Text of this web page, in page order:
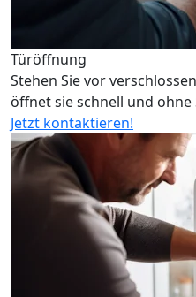
Türöffnung
Stehen Sie vor
öffnet sie schnell und ohne
Jetzt kontaktieren!